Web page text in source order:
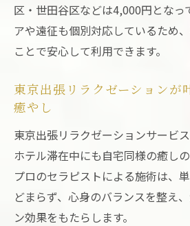
区・世田谷区などは4,000円となっ
アや遠征も個別対応しているため
ことで安心して利用できます。
東京出張リラクゼーションが
癒やし
東京出張リラクゼーションサービス
ホテル滞在中にも自宅同様の癒しの
プロのセラピストによる施術は、
どまらず、心身のバランスを整え
ン効果をもたらします。